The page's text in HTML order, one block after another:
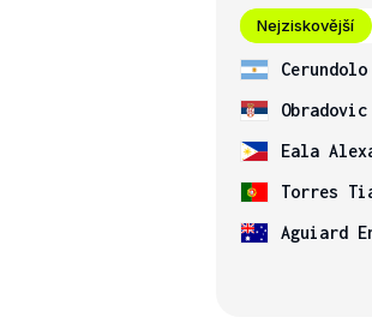
Nejziskovější
Eala
Torres
Aguiard